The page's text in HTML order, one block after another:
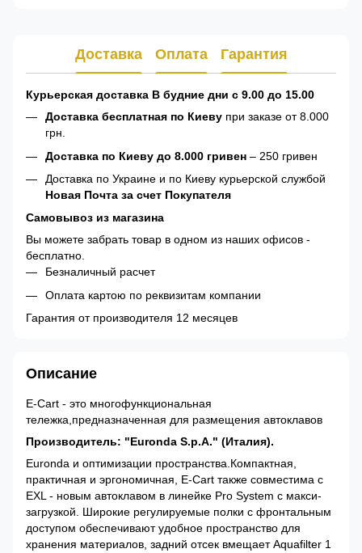
Доставка Оплата Гарантия
Курьерская доставка В будние дни с 9.00 до 15.00
Доставка бесплатная по Киеву при заказе от 8.000
грн.
Доставка по Киеву до 8.000 гривен – 250 гривен
Доставка по Украине и по Киеву курьерской службой
Новая Почта за счет Покупателя
Самовывоз из магазина
Вы можете забрать товар в одном из наших офисов -
бесплатно.
Безналичный расчет
Оплата картою по реквизитам компании
Гарантия от производителя 12 месяцев
Описание
E-Cart - это многофункциональная
тележка,предназначенная для размещения автоклавов
Производитель: "Euronda S.p.A." (Италия).
Euronda и оптимизации пространства.Компактная,
практичная и эргономичная, E-Cart также совместима с
EXL - новым автоклавом в линейке Pro System с макси-
загрузкой. Широкие регулируемые полки с фронтальным
доступом обеспечивают удобное пространство для
хранения материалов, задний отсек вмещает Aquafilter 1